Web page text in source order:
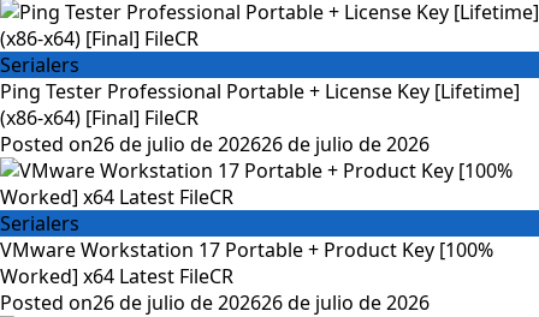
Serialers
Ping Tester Professional Portable + License Key [Lifetime]
(x86-x64) [Final] FileCR
Posted on26 de julio de 202626 de julio de 2026
Serialers
VMware Workstation 17 Portable + Product Key [100%
Worked] x64 Latest FileCR
Posted on26 de julio de 202626 de julio de 2026